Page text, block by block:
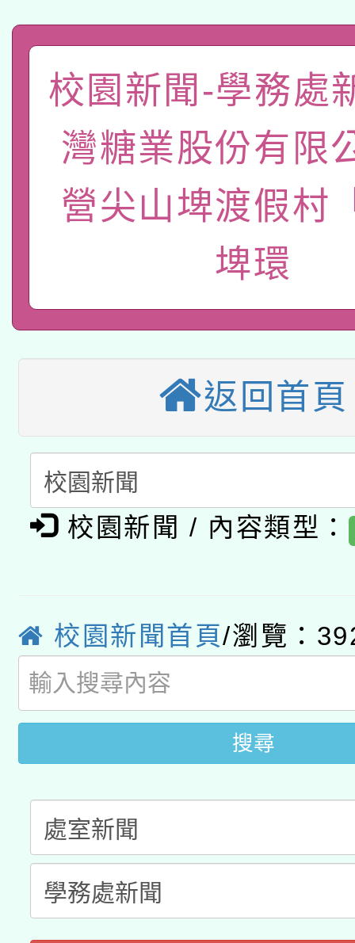
礎課程
A3數位素養講師名單
「數位內容與教學軟體
有關大陸委員會函釋公
薪期間赴陸應申請許可
轉知經濟部水利署委託
業技術研究院辦理「
用水績優單位及節水達
115年8月22日(星期六
桃園市孔廟祈福系列
開 智慧啟航」
本校115學年度第2次
招甄選結果公告(無人
招)
適應運動共學行動站研
本館辦理115年度閱讀
暨閱讀推動專業研習
科技賦能─人工智慧
礎課程
A3數位素養講師名單
「數位內容與教學軟體
pilot」
有關大陸委員會函釋公
薪期間赴陸應申請許可
轉知經濟部水利署委託
用水績優單位及節水達
動」
桃園市孔廟祈福系列
開 智慧啟航」
2026年桃園地景藝術
校園新聞-學務處
灣糖業股份有限
營尖山埤渡假村
埤環
返回首頁
校園新聞 / 內容類型：
校園新聞首頁/瀏覽：
搜尋